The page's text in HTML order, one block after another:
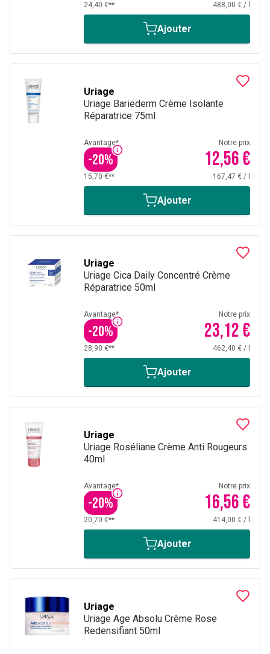
24,40 €** 488,00 € /
Ajouter
Uriage
Uriage Bariederm Crème Isolante
Réparatrice 75ml
Avantage*
-20%
Notre prix
12,56 €
15,70 €** 167,47 € /
Ajouter
Uriage
Uriage Cica Daily Concentré Crème
Réparatrice 50ml
Avantage*
-20%
Notre prix
23,12 €
28,90 €** 462,40 € /
Ajouter
Uriage
Uriage Roséliane Crème Anti Rougeurs
40ml
Avantage*
-20%
Notre prix
16,56 €
20,70 €** 414,00 € /
Ajouter
Uriage
Uriage Age Absolu Crème Rose
Redensifiant 50ml